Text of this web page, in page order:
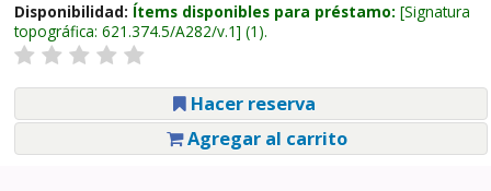
Disponibilidad: Ítems disponibles para préstamo: Signatura
topográfica: 621.374.5/A282/v.1 (1).
Hacer reserva
Agregar al carrito